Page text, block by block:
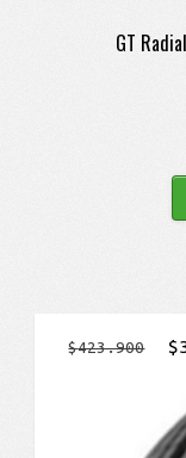
GT
$423.900
El$